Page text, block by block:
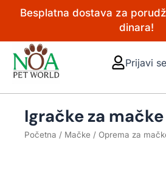
PređiBesplatna dostava za
dinara!
Prijavi se
Igračke za mačke
Početna / Mačke / Oprema za